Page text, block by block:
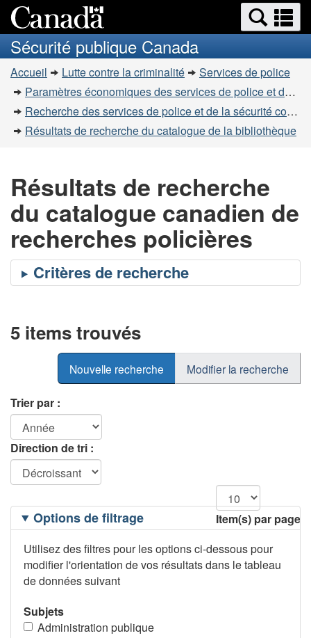
au
contenu
principal
à
la
version
HTML
simplifiée
Recherche
et
menus
et
Sécurité publique Canada
Vous
êtes
ici
Accueil Lutte contre la criminalité
Services de police
Paramètres économiques des services de police et de la sécurité communautaire
Recherche des services de police et de la sécurité communautaire
Résultats de recherche du catalogue de la bibliothèque
Résultats de recherche
du catalogue canadien de
recherches policières
5 items trouvés
Nouvelle recherche Modifier la recherche
Trier par :
Direction de tri :
Item(s) par page
Filtrage
desOptions de filtrage
Utilisez des filtres pour les options ci-dessous pour
modifier l'orientation de vos résultats dans le tableau
de données suivant
Subjets
Administration publique